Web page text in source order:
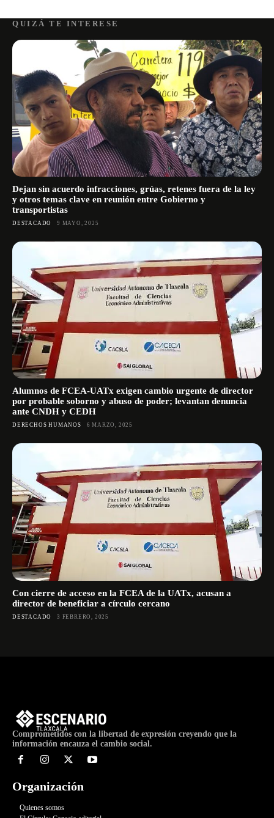
QUIZÁ TE INTERESE
Dejan sin acuerdo infracciones, grúas, retenes fuera de la ley
y otros temas clave en reunión entre Gobierno y
transportistas
DESTACADO 9 MAYO, 2025
Alumnos de FCEA-UATx exigen cambio urgente de director
por probable soborno y abuso de poder; levantan denuncia
ante CNDH y CEDH
DERECHOS HUMANOS 6 MARZO, 2025
Con cierre de acceso en la FCEA de la UATx, acusan a
director de beneficiar a círculo cercano
DESTACADO 3 FEBRERO, 2025
Comprometidos con la libertad de expresión creyendo que la
información encauza el cambio social.
Organización
Quienes somos